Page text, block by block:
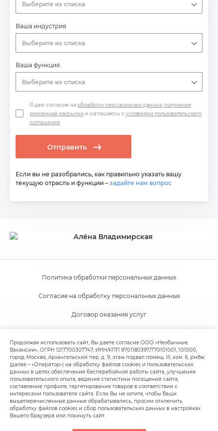
Выберите из списка
Ваша индустрия
Выберите из списка
Ваша функция
Выберите из списка
Я даю согласие наобработку персональных данных, получение
рекламной рассылки и соглашаюсь сусловиями пользовательского
соглашения
Отправить
Если вы не разобрались, как правильно указать вашу
текущую отрасль и функции – задайте нам вопрос
Политика обработки персональных данных
Согласие на обработку персональных данных
Договор оказания услуг
Пользовательское соглашение
Политика обработки файлов cookie
Продолжая использовать сайт, Вы даете согласие ООО «Необычные
Вакансии», ОГРН 1217700307747, ИНН/КПП 9701180397/770101001, 101000,
город Москва, Архангельский пер, д. 9, этаж подвал помещ. III, ком. 6, рм8ж
(далее – «Оператор») на обработку файлов cookies и пользовательских
данных в целях обеспечения бесперебойной работы сайта, улучшения
пользовательского опыта, ведения статистики посещений сайта,
составление профиля, таргетирования товаров в соответствии с
интересами пользователя сайта. Если Вы не хотите, чтобы Ваши
вышеперечисленные данные обрабатывались, просим отключить
обработку файлов cookies и сбор пользовательских данных в настройках
Вашего браузера или покинуть сайт.